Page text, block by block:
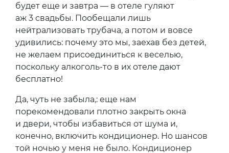
будет еще и завтра — в отеле гуляют
аж 3 свадьбы. Пообещали лишь
нейтрализовать трубача, а потом и вовсе
удивились: почему это мы, заехав без детей,
не желаем присоединиться к веселью,
поскольку алкоголь-то в их отеле дают
бесплатно!
Да, чуть не забыла,: еще нам
порекомендовали плотно закрыть окна
и двери, чтобы избавиться от шума и,
конечно, включить кондиционер. Но шансов
той ночью у меня не было. Кондиционер